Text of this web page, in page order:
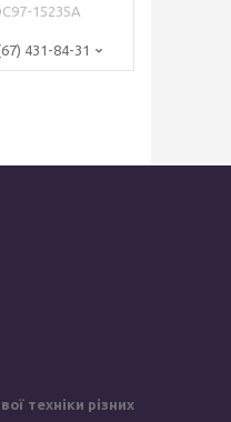
15235A
431-84-31
техніки різних